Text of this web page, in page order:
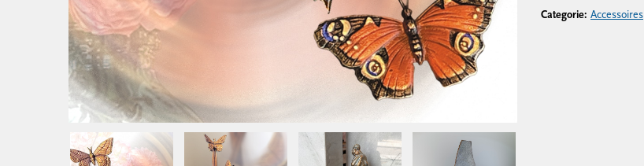
Categorie: Accessoires